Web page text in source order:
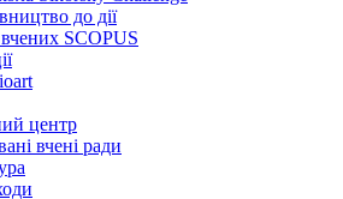
до дії
вчених SCOPUS
центр
вчені ради